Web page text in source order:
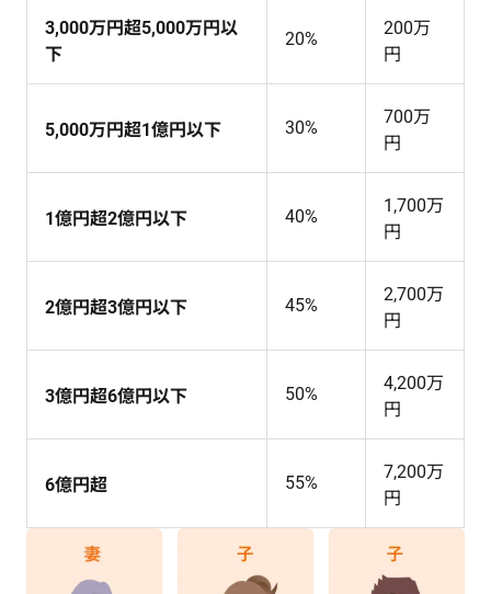
3,000万円超5,000万円以
下
20%
200万
円
5,000万円超1億円以下 30%
700万
円
1億円超2億円以下 40%
1,700万
円
2億円超3億円以下 45%
2,700万
円
3億円超6億円以下 50%
4,200万
円
6億円超 55%
7,200万
円